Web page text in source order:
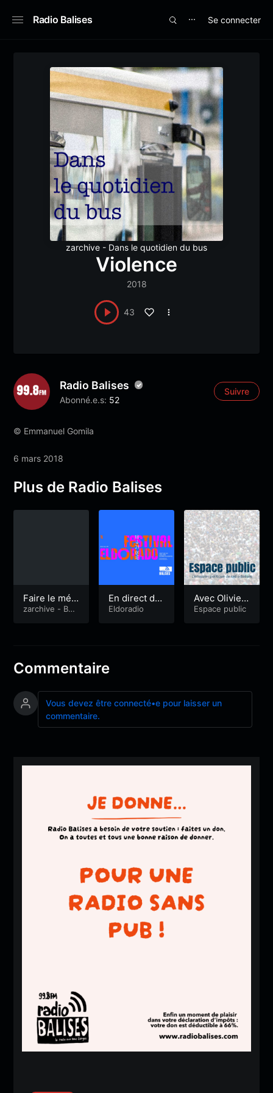
Radio Balises ⋯ Se connecter
zarchive - Dans le quotidien du bus
Violence
2018
43
Radio Balises
Abonné.e.s: 52
Suivre
© Emmanuel Gomila
6 mars 2018
Plus de Radio Balises
Faire le mén
age sur son
zarchive - Bali
En direct du
Festival Eldo
Eldoradio
Avec Olivier
Le Nezet, pr
Espace public
Commentaire
Vous devez être connecté•e pour laisser un
commentaire.